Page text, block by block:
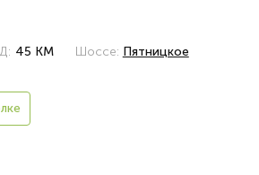
45 КМ Шоссе: Пятницкое